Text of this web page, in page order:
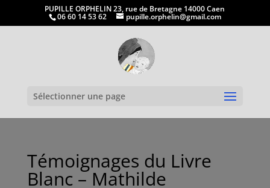
PUPILLE ORPHELIN 23, rue de Bretagne 14000 Caen
06 60 14 53 62 pupille.orphelin@gmail.com
Sélectionner une page
Témoignages du Livre
Blanc – Mathilde